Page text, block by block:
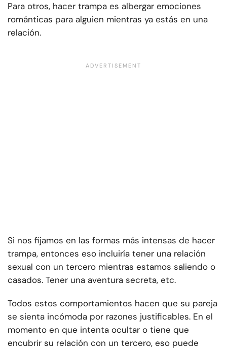
Para otros, hacer trampa es albergar emociones
románticas para alguien mientras ya estás en una
relación.
Si nos fijamos en las formas más intensas de hacer
trampa, entonces eso incluiría tener una relación
sexual con un tercero mientras estamos saliendo o
casados. Tener una aventura secreta, etc.
Todos estos comportamientos hacen que su pareja
se sienta incómoda por razones justificables. En el
momento en que intenta ocultar o tiene que
encubrir su relación con un tercero, eso puede